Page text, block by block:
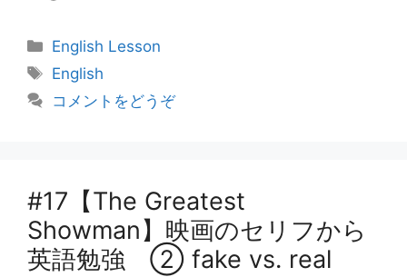
カ
テ
リ
English Lesson
タ
English
コメントをどうぞ
#17【The Greatest
Showman】映画のセリフから
英語勉強 ② fake vs. real